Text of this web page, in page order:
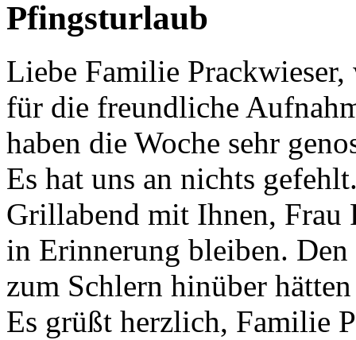
Pfingsturlaub
Liebe Familie
für die freundliche
haben die Woche sehr
Es hat uns an nichts
Grillabend mit Ihnen, Frau
in Erinnerung bleiben.
zum Schlern hinüber
Es grüßt herzlich, Familie